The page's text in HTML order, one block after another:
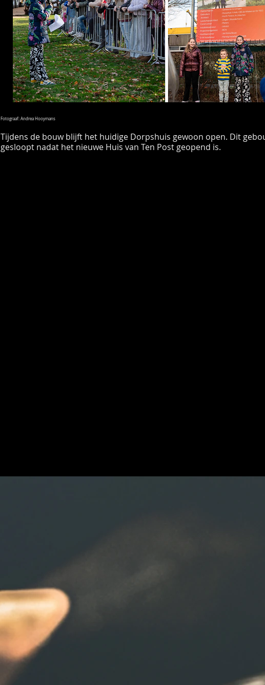
Fotograaf: Andrea Hooymans
Tijdens de bouw blijft het huidige Dorpshuis gewoon open. Dit
gesloopt nadat het nieuwe Huis van Ten Post geopend is.